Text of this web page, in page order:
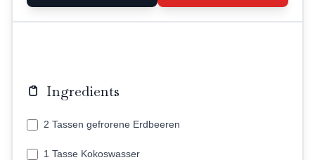
Ingredients
2 Tassen gefrorene Erdbeeren
1 Tasse Kokoswasser